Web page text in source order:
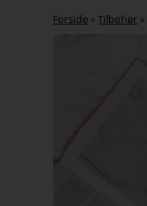
Forside »Tilbehør»